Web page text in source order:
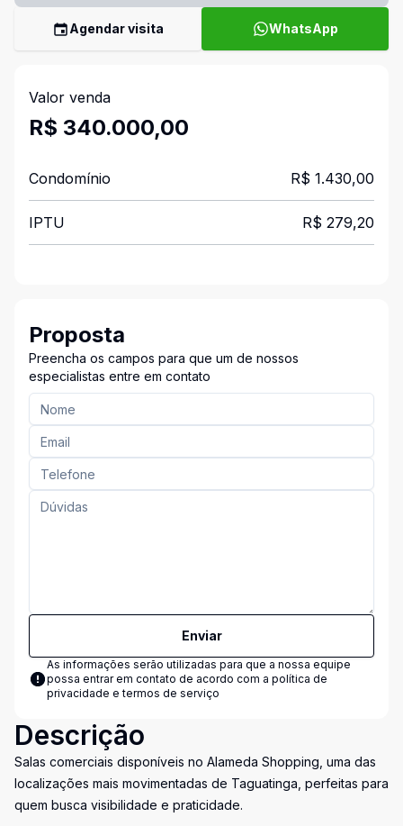
Agendar visita WhatsApp
Valor venda
R$ 340.000,00
Condomínio R$ 1.430,00
IPTU R$ 279,20
Proposta
Preencha os campos para que um de nossos
especialistas entre em contato
Enviar
As informações serão utilizadas para que a nossa equipe
possa entrar em contato de acordo com a política de
privacidade e termos de serviço
Descrição
Salas comerciais disponíveis no Alameda Shopping, uma das
localizações mais movimentadas de Taguatinga, perfeitas para
quem busca visibilidade e praticidade.